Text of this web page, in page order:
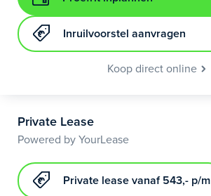
Inruilvoorstel aanvragen
Koop direct online
Private Lease
Powered by YourLease
Private lease vanaf 543,- p/m